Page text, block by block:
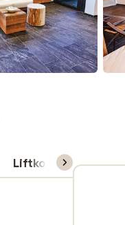
Liftkort/skileje/